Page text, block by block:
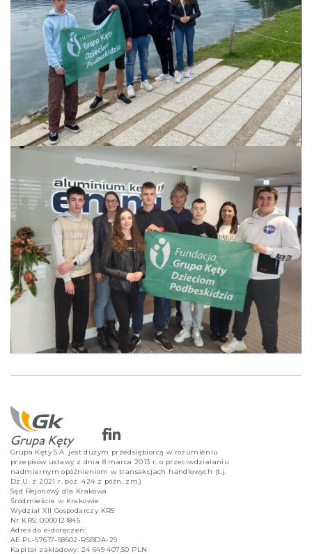
Grupa Kęty S.A. jest dużym przedsiębiorcą w rozumieniu
przepisów ustawy z dnia 8 marca 2013 r. o przeciwdziałaniu
nadmiernym opóźnieniom w transakcjach handlowych (t.j.
Dz.U. z 2021 r. poz. 424 z późn. zm.)
Sąd Rejonowy dla Krakowa
Śródmieście w Krakowie
Wydział XII Gospodarczy KRS
Nr KRS: 0000121845
Adres do e-doręczeń:
AE:PL-97617-58602-RSBDA-29
Kapitał zakładowy: 24 649 407,50 PLN